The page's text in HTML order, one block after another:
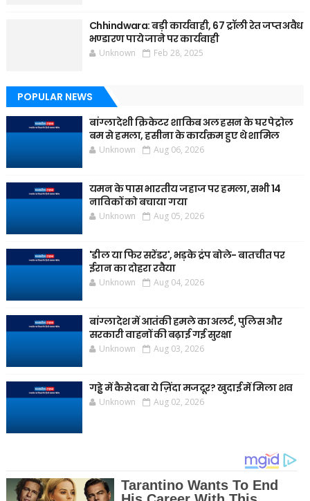
Chhindwara: बड़ी कार्यवाही, 67 ट्रॉली रेत जप्त अवैध
भण्डारण पाये जाने पर कार्यवाही
Unknown Feb 28, 2025
POPULAR NEWS
बांग्लादेशी क्रिकेटर शाकिब अल हसन के घर पेट्रोल
बम से हमला, हसीना के कार्यक्रम हुए थे शामिल
Unknown Aug 06, 2026
यमन के पास भारतीय जहाज पर हमला, सभी 14
नाविकों को बचाया गया
Unknown Aug 05, 2026
'डील या फिर सरेंडर', भड़के ट्रंप बोले- बातचीत पर
ईरान का दोहरा रवैया
Unknown Aug 04, 2026
बांग्लादेश में आतंकी हमले का अलर्ट, पुलिस और
सरकारी वाहनों की बढ़ाई गई सुरक्षा
Unknown Aug 03, 2026
गड्ढे में कैसे दबा ये ज़िंदा मजदूर? खुदाई में मिला शव
Unknown Aug 02, 2026